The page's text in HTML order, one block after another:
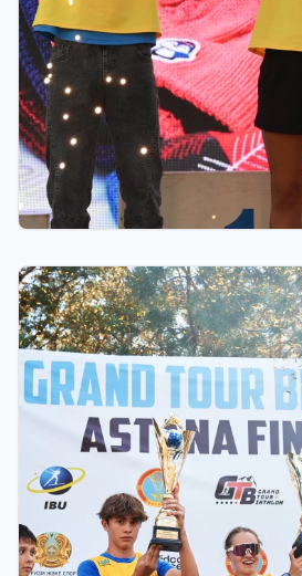
GRAND TOUR BIATHLON
қалай өтті: 10 миллион
Ербол Хамитовтың сыйақысы
кубоктар